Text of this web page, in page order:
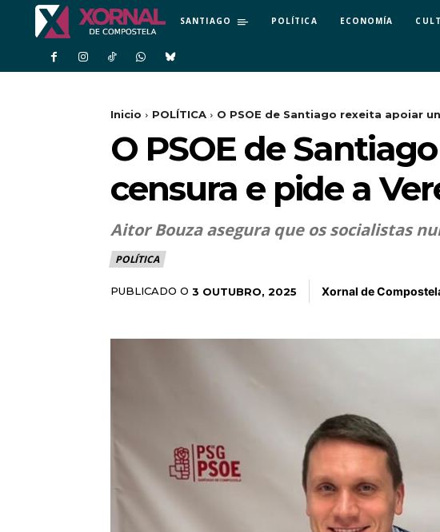
SANTIAGO POLÍTICA ECONOMÍA
Inicio POLÍTICA O PSOE de Santiago rexeita apoiar
O PSOE de
censura e pide a
Aitor Bouza asegura que os socialistas
POLÍTICA
PUBLICADO O 3 OUTUBRO, 2025 Xornal de